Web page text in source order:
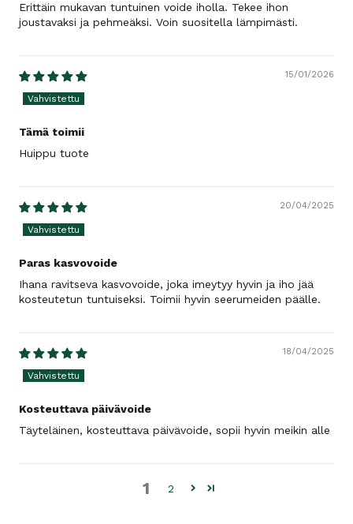
Erittäin mukavan tuntuinen voide iholla. Tekee ihon
joustavaksi ja pehmeäksi. Voin suositella lämpimästi.
15/01/2026
Tämä toimii
Huippu tuote
20/04/2025
Paras kasvovoide
Ihana ravitseva kasvovoide, joka imeytyy hyvin ja iho jää
kosteutetun tuntuiseksi. Toimii hyvin seerumeiden päälle.
18/04/2025
Kosteuttava päivävoide
Täyteläinen, kosteuttava päivävoide, sopii hyvin meikin alle
1 2